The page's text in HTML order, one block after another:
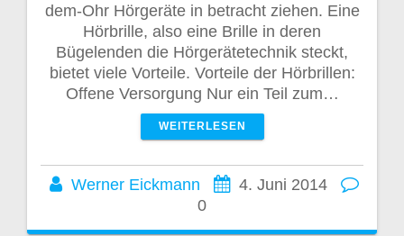
dem-Ohr Hörgeräte in betracht ziehen. Eine
Hörbrille, also eine Brille in deren
Bügelenden die Hörgerätetechnik steckt,
bietet viele Vorteile. Vorteile der Hörbrillen:
Offene Versorgung Nur ein Teil zum…
WEITERLESEN
Werner Eickmann
4. Juni 2014
0